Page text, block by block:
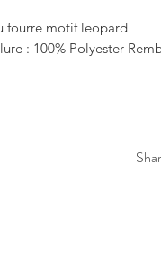
fourre motif leopard
: 100% Polyester